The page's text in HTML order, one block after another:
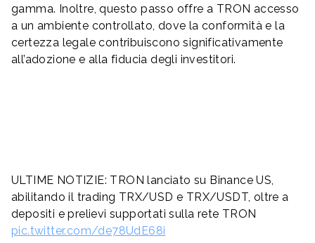
gamma. Inoltre, questo passo offre a TRON accesso
a un ambiente controllato, dove la conformità e la
certezza legale contribuiscono significativamente
all’adozione e alla fiducia degli investitori.
ULTIME NOTIZIE: TRON lanciato su Binance US,
abilitando il trading TRX/USD e TRX/USDT, oltre a
depositi e prelievi supportati sulla rete TRON
pic.twitter.com/de78UdE68i